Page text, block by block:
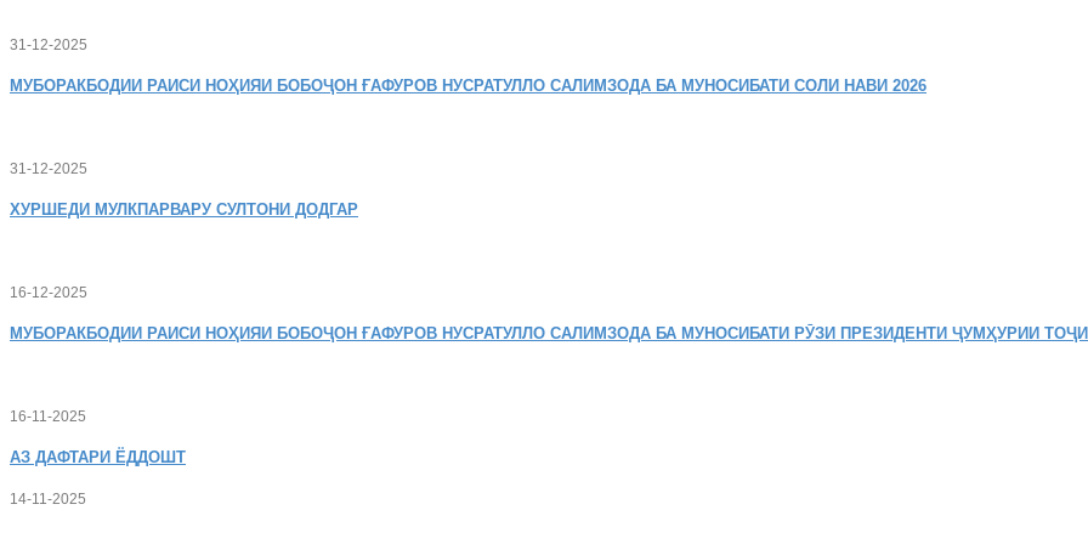
31-12-2025
МУБОРАКБОДИИ РАИСИ НОҲИЯИ БОБОҶОН ҒАФУРОВ НУСРАТУЛЛО САЛИМЗОДА БА МУНОСИБАТИ СОЛИ НАВИ 2026
31-12-2025
ХУРШЕДИ МУЛКПАРВАРУ СУЛТОНИ ДОДГАР
16-12-2025
МУБОРАКБОДИИ РАИСИ НОҲИЯИ БОБОҶОН ҒАФУРОВ НУСРАТУЛЛО САЛИМЗОДА БА МУНОСИБАТИ РӮЗИ ПРЕЗИДЕНТИ ҶУМҲУРИИ
16-11-2025
АЗ ДАФТАРИ ЁДДОШТ
14-11-2025